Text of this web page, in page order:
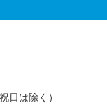
日は除く）